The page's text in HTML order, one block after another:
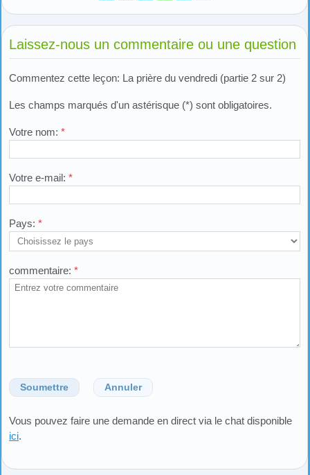
Laissez-nous un commentaire ou une question
Commentez cette leçon: La prière du vendredi (partie 2 sur 2)
Les champs marqués d'un astérisque (*) sont obligatoires.
Votre nom: *
Votre e-mail: *
Pays: *
commentaire: *
Soumettre Annuler
Vous pouvez faire une demande en direct via le chat disponible
ici.